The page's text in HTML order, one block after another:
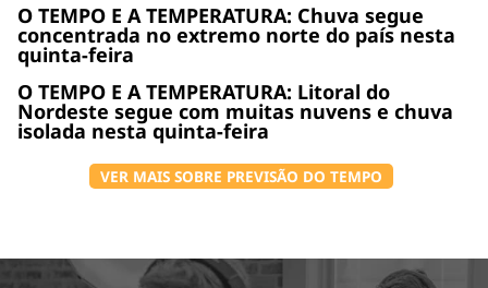
O TEMPO E A TEMPERATURA: Chuva segue
concentrada no extremo norte do país nesta
quinta-feira
O TEMPO E A TEMPERATURA: Litoral do
Nordeste segue com muitas nuvens e chuva
isolada nesta quinta-feira
VER MAIS SOBRE PREVISÃO DO TEMPO